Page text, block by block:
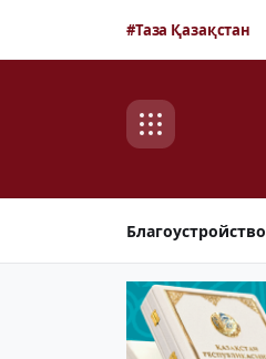
#Таза Қазақстан
Благоустройство